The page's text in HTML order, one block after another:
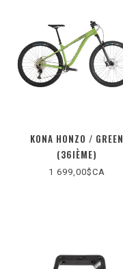
KONA HONZO / GREEN
(36IÈME)
1 699,00$CA